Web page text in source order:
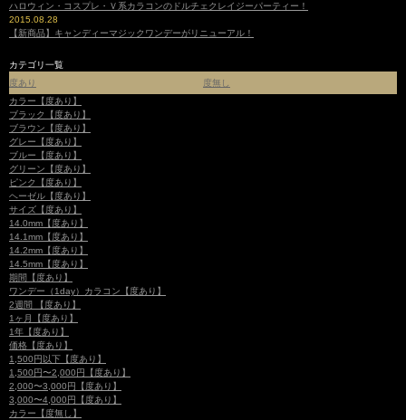
ハロウィン・コスプレ・Ｖ系カラコンのドルチェクレイジーパーティー！
2015.08.28
【新商品】キャンディーマジックワンデーがリニューアル！
カテゴリ一覧
度あり
度無し
カラー【度あり】
ブラック【度あり】
ブラウン【度あり】
グレー【度あり】
ブルー【度あり】
グリーン【度あり】
ピンク【度あり】
ヘーゼル【度あり】
サイズ【度あり】
14.0mm【度あり】
14.1mm【度あり】
14.2mm【度あり】
14.5mm【度あり】
期間【度あり】
ワンデー（1day）カラコン【度あり】
2週間 【度あり】
1ヶ月【度あり】
1年【度あり】
価格【度あり】
1,500円以下【度あり】
1,500円〜2,000円【度あり】
2,000〜3,000円【度あり】
3,000〜4,000円【度あり】
カラー【度無し】